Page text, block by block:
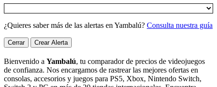
¿Quieres saber más de las alertas en Yambalú? Consulta nuestra guía
Cerrar Crear Alerta
Bienvenido a Yambalú, tu comparador de precios de videojuegos
de confianza. Nos encargamos de rastrear las mejores ofertas en
consolas, accesorios y juegos para PS5, Xbox, Nintendo Switch,